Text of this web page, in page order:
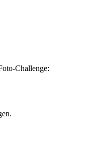
Challenge: